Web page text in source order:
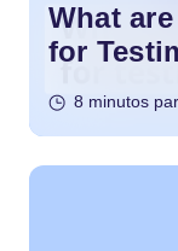
What
for
8 minutos